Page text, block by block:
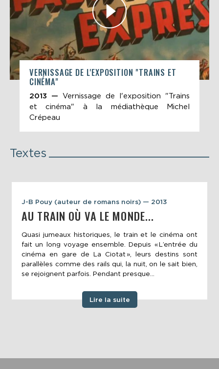
VERNISSAGE DE L'EXPOSITION "TRAINS ET
CINÉMA"
2013 — Vernissage de l'exposition "Trains
et cinéma" à la médiathèque Michel
Crépeau
Textes
J-B Pouy (auteur de romans noirs) — 2013
AU TRAIN OÙ VA LE MONDE...
Quasi jumeaux historiques, le train et le cinéma ont
fait un long voyage ensemble. Depuis « L’entrée du
cinéma en gare de La Ciotat », leurs destins sont
parallèles comme des rails qui, la nuit, on le sait bien,
se rejoignent parfois. Pendant presque...
Lire la suite